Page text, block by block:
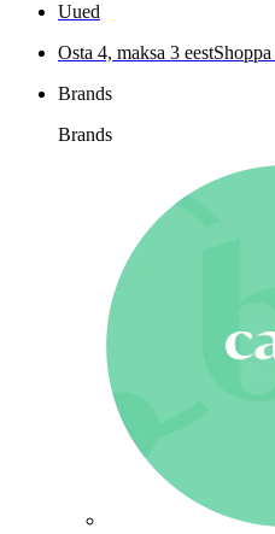
Uued
Osta 4, maksa 3 eest
Brands
Brands